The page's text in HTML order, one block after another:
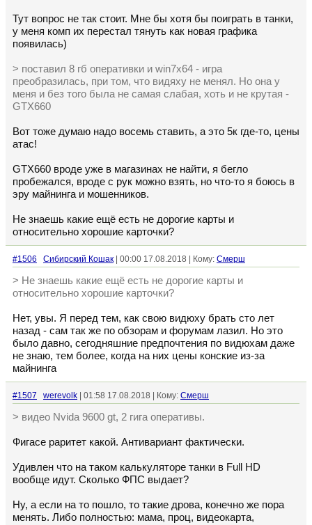
Тут вопрос не так стоит. Мне бы хотя бы поиграть в танки,
у меня комп их перестал тянуть как новая графика
появилась)
> поставил 8 гб оперативки и win7x64 - игра
преобразилась, при том, что видяху не менял. Но она у
меня и без того была не самая слабая, хоть и не крутая -
GTX660
Вот тоже думаю надо восемь ставить, а это 5к где-то, цены
атас!
GTX660 вроде уже в магазинах не найти, я бегло
пробежался, вроде с рук можно взять, но что-то я боюсь в
эру майнинга и мошенников.
Не знаешь какие ещё есть не дорогие карты и
относительно хорошие карточки?
#1506 Сибирский Кошак | 00:00 17.08.2018 | Кому: Смерш
> Не знаешь какие ещё есть не дорогие карты и
относительно хорошие карточки?
Нет, увы. Я перед тем, как свою видюху брать сто лет
назад - сам так же по обзорам и форумам лазил. Но это
было давно, сегодняшние предпочтения по видюхам даже
не знаю, тем более, когда на них цены конские из-за
майнинга
#1507 werevolk | 01:58 17.08.2018 | Кому: Смерш
> видео Nvida 9600 gt, 2 гига оперативы.
Фигасе раритет какой. Антивариант фактически.
Удивлен что на таком калькуляторе танки в Full HD
вообще идут. Сколько ФПС выдает?
Ну, а если на то пошло, то такие дрова, конечно же пора
менять. Либо полностью: мама, проц, видеокарта,